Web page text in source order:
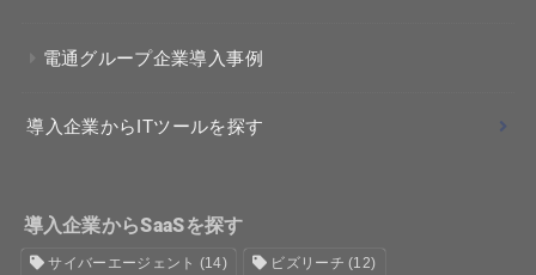
電通グループ企業導入事例
導入企業からITツールを探す
導入企業からSaaSを探す
サイバーエージェント (14) ビズリーチ (12)